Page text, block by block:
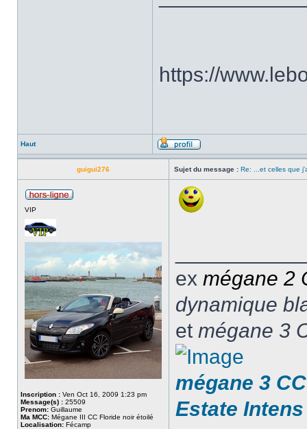
https://
Haut
guigui276 Sujet du message : Re: ...et celles que
VIP
Inscription : Ven Oct 16, 2009 1:23 pm
Message(s) : 25509
Prenom: Guillaume
Ma MCC: Mégane III CC Floride noir étoilé
Localisation: Fécamp
ex mégane 2
dynamique
et mégane 3
mégane 3
Estate